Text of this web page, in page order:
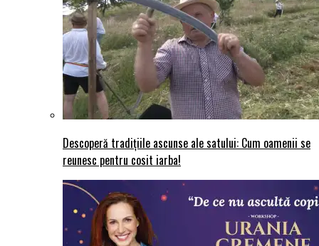
Descoperă tradițiile ascunse ale satului: Cum oamenii se
reunesc pentru cosit iarba!